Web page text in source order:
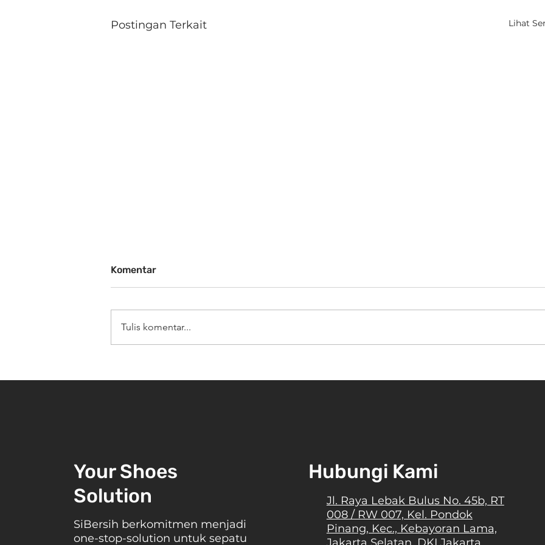
Postingan Terkait Lihat
Komentar
Tulis komentar...
Your Shoes
Solution
SiBersih berkomitmen menjadi
one-stop-solution untuk sepatu
Hubungi Kami
Jl. Raya Lebak Bulus No. 45b, RT
008 / RW 007, Kel. Pondok
Pinang, Kec., Kebayoran Lama,